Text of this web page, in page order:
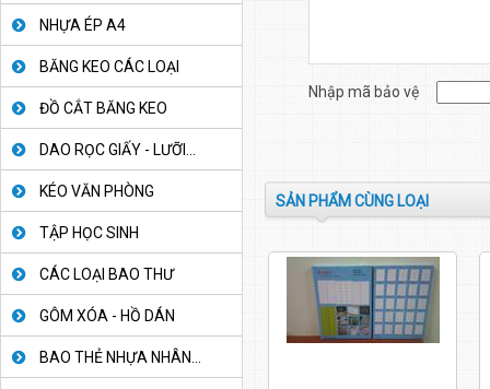
NHỰA ÉP A4
BĂNG KEO CÁC LOẠI
ĐỒ CẮT BĂNG KEO
DAO RỌC GIẤY - LƯỠI...
KÉO VĂN PHÒNG
TẬP HỌC SINH
CÁC LOẠI BAO THƯ
GÔM XÓA - HỒ DÁN
BAO THẺ NHỰA NHÂN...
Nhập mã bảo vệ
SẢN PHẨM CÙNG LOẠI